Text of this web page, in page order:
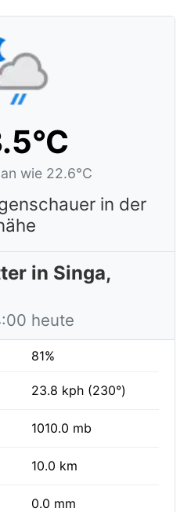
wie 22.6°C
in der
in Singa,
heute
81%
23.8 kph (230°)
1010.0 mb
10.0 km
0.0 mm